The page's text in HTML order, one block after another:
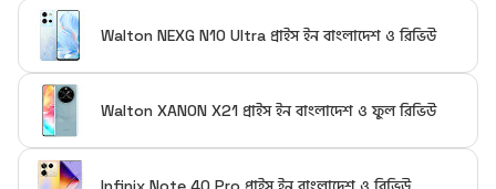
Walton NEXG N10 Ultra প্রাইস ইন বাংলাদেশ ও রিভিউ
Walton XANON X21 প্রাইস ইন বাংলাদেশ ও ফুল রিভিউ